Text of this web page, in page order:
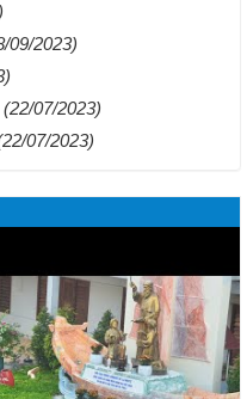
09/2023)
(22/07/2023)
07/2023)